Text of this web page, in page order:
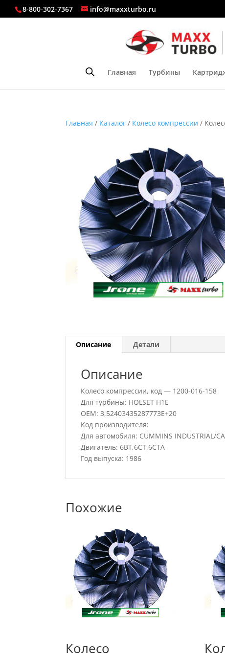
8-800-302-7367 info@maxxturbo.ru
Главная Турбины
Главная / Каталог / Колесо компрессии /
Описание Детали
Описание
Колесо компрессии, код — 1200-016-158
Для турбины: HOLSET H1E
OEM: 3,52403435287773E+20
Код производителя:
Для автомобиля: CUMMINS INDUSTRIAL/
Двигатель: 6BT,6CT,6CTA
Год выпуска: 1986
Похожие
Колесо